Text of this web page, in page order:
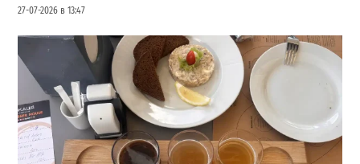
27-07-2026 в 13:47